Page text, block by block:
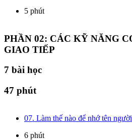
5 phút
PHẦN 02: CÁC KỸ NĂNG
GIAO TIẾP
7 bài học
47 phút
07. Làm thế nào để nhớ tên
6 phút